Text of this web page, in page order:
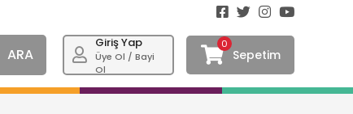
ARA
Giriş Yap
Üye Ol / Bayi
Ol
0
Sepetim